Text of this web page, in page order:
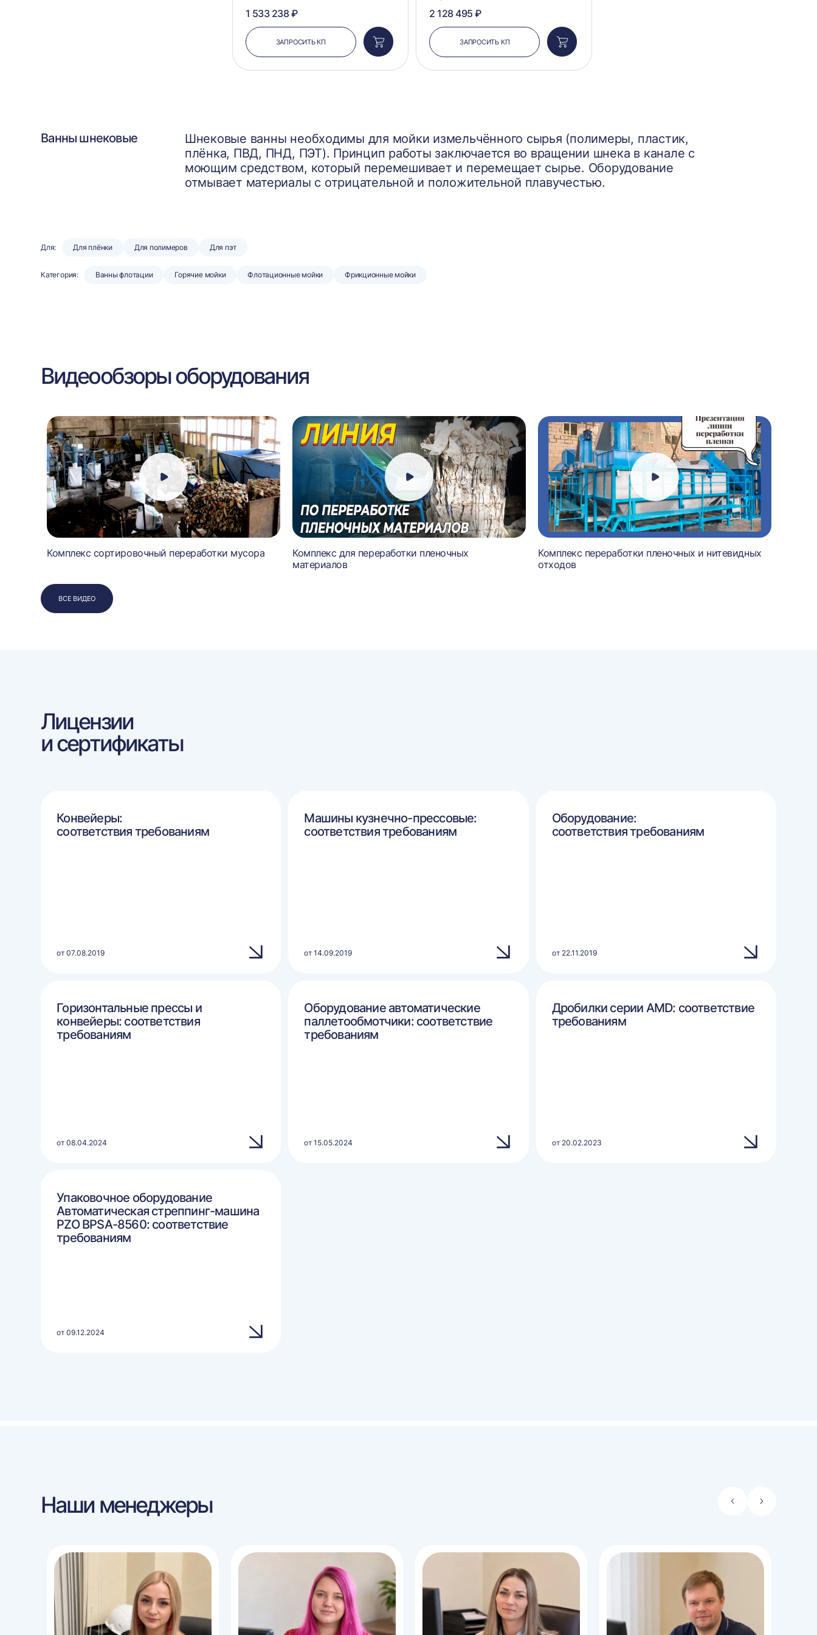
1 533 238 ₽
ЗАПРОСИТЬ КП
Добавить
в
корзину
2 128 495 ₽
ЗАПРОСИТЬ КП
Добавить
в
корзину
Ванны шнековые
Шнековые ванны необходимы для мойки измельчённого сырья (полимеры, пластик,
плёнка, ПВД, ПНД, ПЭТ). Принцип работы заключается во вращении шнека в канале с
моющим средством, который перемешивает и перемещает сырье. Оборудование
отмывает материалы с отрицательной и положительной плавучестью.
Для: Для плёнки Для полимеров Для пэт
Категория: Ванны флотации Горячие мойки Флотационные мойки Фрикционные мойки
Видеообзоры оборудования
Комплекс сортировочный переработки мусора
Комплекс для переработки пленочных
материалов
Комплекс переработки пленочных и нитевидных
отходов
ВСЕ ВИДЕО
Лицензии
и сертификаты
Конвейеры:
соответствия требованиям
от 07.08.2019
Машины кузнечно-прессовые:
соответствия требованиям
от 14.09.2019
Оборудование:
соответствия требованиям
от 22.11.2019
Горизонтальные прессы и
конвейеры: соответствия
требованиям
от 08.04.2024
Оборудование автоматические
паллетообмотчики: соответствие
требованиям
от 15.05.2024
Дробилки серии AMD: соответствие
требованиям
от 20.02.2023
Упаковочное оборудование
Автоматическая стреппинг-машина
PZO BPSA-8560: соответствие
требованиям
от 09.12.2024
Наши менеджеры
СтрелкаСтрелка